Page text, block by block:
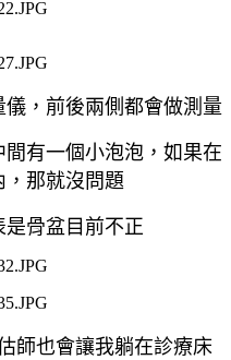
，前後兩側都會做測量
有一個小泡泡，如果在
，那就沒問題
骨盆目前不正
師也會讓我躺在診療床